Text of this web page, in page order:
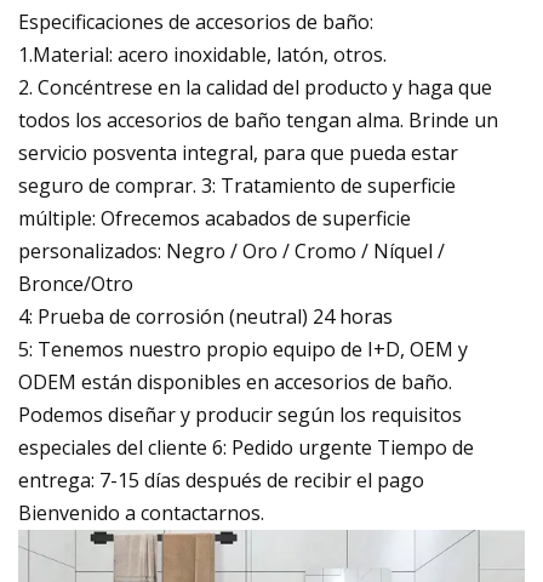
Especificaciones de accesorios de baño:
1.Material: acero inoxidable, latón, otros.
2. Concéntrese en la calidad del producto y haga que
todos los accesorios de baño tengan alma. Brinde un
servicio posventa integral, para que pueda estar
seguro de comprar. 3: Tratamiento de superficie
múltiple: Ofrecemos acabados de superficie
personalizados: Negro / Oro / Cromo / Níquel /
Bronce/Otro
4: Prueba de corrosión (neutral) 24 horas
5: Tenemos nuestro propio equipo de I+D, OEM y
ODEM están disponibles en accesorios de baño.
Podemos diseñar y producir según los requisitos
especiales del cliente 6: Pedido urgente Tiempo de
entrega: 7-15 días después de recibir el pago
Bienvenido a contactarnos.